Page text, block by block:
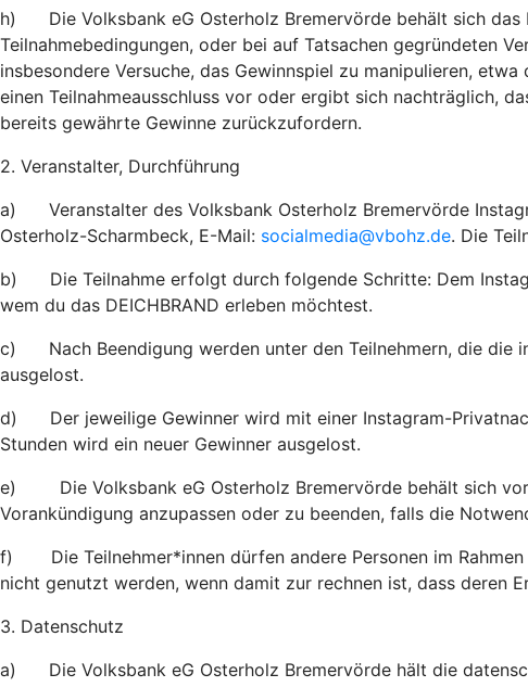
h) Die Volksbank eG Osterholz Bremervörde behält sich das
Teilnahmebedingungen, oder bei auf Tatsachen gegründeten
insbesondere Versuche, das Gewinnspiel zu manipulieren,
einen Teilnahmeausschluss vor oder ergibt sich nachträglich,
bereits gewährte Gewinne zurückzufordern.
2. Veranstalter, Durchführung
a) Veranstalter des Volksbank Osterholz Bremervörde
Osterholz-Scharmbeck, E-Mail: socialmedia@vbohz.de. Die
b) Die Teilnahme erfolgt durch folgende Schritte: Dem
wem du das DEICHBRAND erleben möchtest.
c) Nach Beendigung werden unter den Teilnehmern, die die
ausgelost.
d) Der jeweilige Gewinner wird mit einer Instagram-
Stunden wird ein neuer Gewinner ausgelost.
e) Die Volksbank eG Osterholz Bremervörde behält sich vor,
Vorankündigung anzupassen oder zu beenden, falls die
f) Die Teilnehmer*innen dürfen andere Personen im Rahmen
nicht genutzt werden, wenn damit zur rechnen ist, dass deren
3. Datenschutz
a) Die Volksbank eG Osterholz Bremervörde hält die